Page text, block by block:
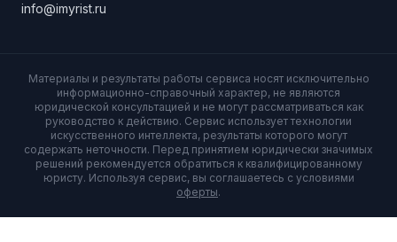
info@imyrist.ru
Материалы и результаты работы сервиса носят исключительно
информационно-справочный характер, не являются
юридической консультацией и не могут рассматриваться как
руководство к действию. Сервис использует технологии
искусственного интеллекта, результаты которого могут
содержать неточности. Перед принятием юридически значимых
решений рекомендуется обратиться к квалифицированному
юристу. Используя сервис, вы соглашаетесь с условиями
оферты.